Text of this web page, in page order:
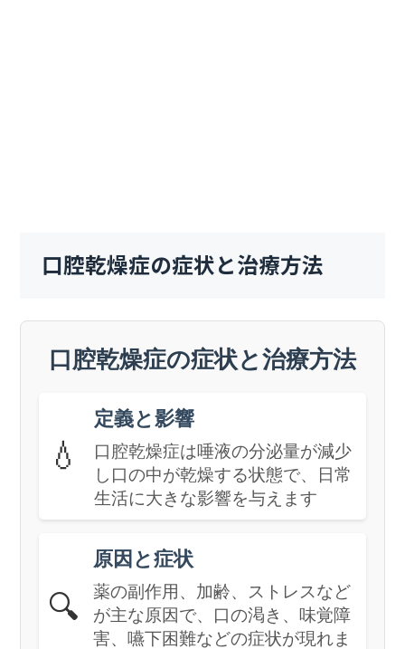
口腔乾燥症の症状と治療方法
口腔乾燥症の症状と治療方法
💧
定義と影響
口腔乾燥症は唾液の分泌量が減少
し口の中が乾燥する状態で、日常
生活に大きな影響を与えます
🔍
原因と症状
薬の副作用、加齢、ストレスなど
が主な原因で、口の渇き、味覚障
害、嚥下困難などの症状が現れま